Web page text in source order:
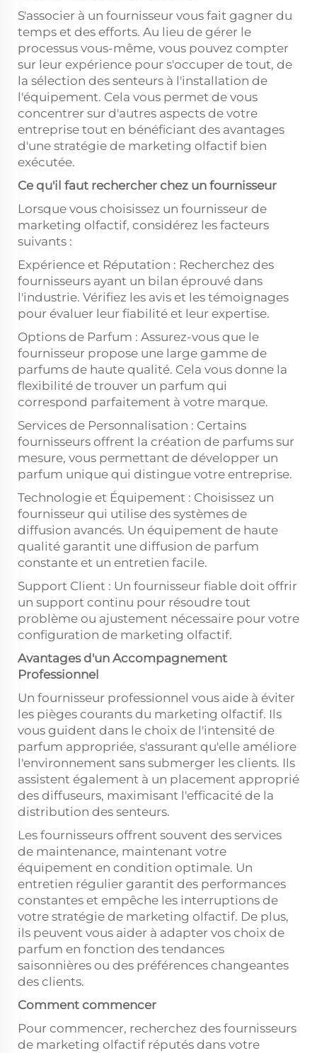
S'associer à un fournisseur vous fait gagner du
temps et des efforts. Au lieu de gérer le
processus vous-même, vous pouvez compter
sur leur expérience pour s'occuper de tout, de
la sélection des senteurs à l'installation de
l'équipement. Cela vous permet de vous
concentrer sur d'autres aspects de votre
entreprise tout en bénéficiant des avantages
d'une stratégie de marketing olfactif bien
exécutée.
Ce qu'il faut rechercher chez un fournisseur
Lorsque vous choisissez un fournisseur de
marketing olfactif, considérez les facteurs
suivants :
Expérience et Réputation : Recherchez des
fournisseurs ayant un bilan éprouvé dans
l'industrie. Vérifiez les avis et les témoignages
pour évaluer leur fiabilité et leur expertise.
Options de Parfum : Assurez-vous que le
fournisseur propose une large gamme de
parfums de haute qualité. Cela vous donne la
flexibilité de trouver un parfum qui
correspond parfaitement à votre marque.
Services de Personnalisation : Certains
fournisseurs offrent la création de parfums sur
mesure, vous permettant de développer un
parfum unique qui distingue votre entreprise.
Technologie et Équipement : Choisissez un
fournisseur qui utilise des systèmes de
diffusion avancés. Un équipement de haute
qualité garantit une diffusion de parfum
constante et un entretien facile.
Support Client : Un fournisseur fiable doit offrir
un support continu pour résoudre tout
problème ou ajustement nécessaire pour votre
configuration de marketing olfactif.
Avantages d'un Accompagnement
Professionnel
Un fournisseur professionnel vous aide à éviter
les pièges courants du marketing olfactif. Ils
vous guident dans le choix de l'intensité de
parfum appropriée, s'assurant qu'elle améliore
l'environnement sans submerger les clients. Ils
assistent également à un placement approprié
des diffuseurs, maximisant l'efficacité de la
distribution des senteurs.
Les fournisseurs offrent souvent des services
de maintenance, maintenant votre
équipement en condition optimale. Un
entretien régulier garantit des performances
constantes et empêche les interruptions de
votre stratégie de marketing olfactif. De plus,
ils peuvent vous aider à adapter vos choix de
parfum en fonction des tendances
saisonnières ou des préférences changeantes
des clients.
Comment commencer
Pour commencer, recherchez des fournisseurs
de marketing olfactif réputés dans votre